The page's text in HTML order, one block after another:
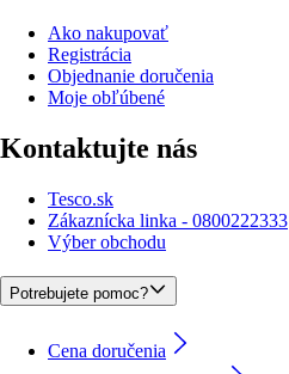
Ako nakupovať
Registrácia
Objednanie doručenia
Moje obľúbené
Kontaktujte nás
Tesco.sk
Zákaznícka linka - 0800222333
Výber obchodu
Potrebujete pomoc?
Cena doručenia